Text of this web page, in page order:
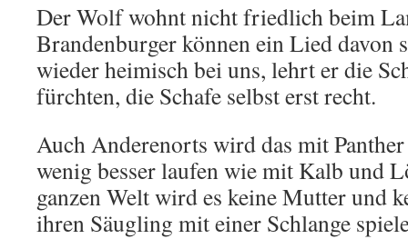
Der Wolf wohnt nicht friedlich beim
Brandenburger können ein Lied davon
wieder heimisch bei uns, lehrt er die
fürchten, die Schafe selbst erst recht.
Auch Anderenorts wird das mit
wenig besser laufen wie mit Kalb und
ganzen Welt wird es keine Mutter und
ihren Säugling mit einer Schlange